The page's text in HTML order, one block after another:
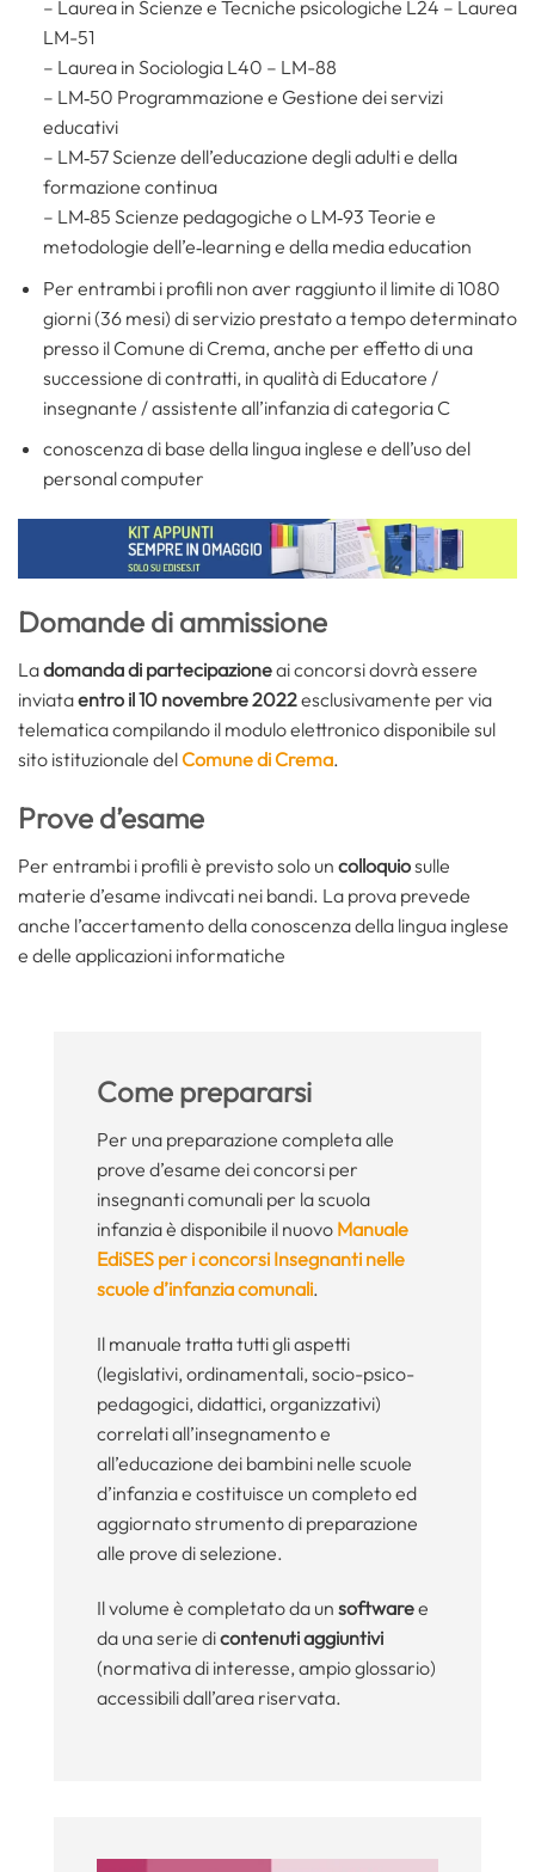
– Laurea in Scienze e Tecniche psicologiche L24 – Laurea
LM-51
– Laurea in Sociologia L40 – LM-88
– LM‐50 Programmazione e Gestione dei servizi
educativi
– LM‐57 Scienze dell’educazione degli adulti e della
formazione continua
– LM‐85 Scienze pedagogiche o LM‐93 Teorie e
metodologie dell’e‐learning e della media education
Per entrambi i profili non aver raggiunto il limite di 1080
giorni (36 mesi) di servizio prestato a tempo determinato
presso il Comune di Crema, anche per effetto di una
successione di contratti, in qualità di Educatore /
insegnante / assistente all’infanzia di categoria C
conoscenza di base della lingua inglese e dell’uso del
personal computer
Domande di ammissione
Ladomanda di partecipazioneai concorsi dovrà essere
inviataentro il 10 novembre 2022esclusivamente per via
telematica compilando il modulo elettronico disponibile sul
sito istituzionale delComune di Crema.
Prove d’esame
Per entrambi i profili è previsto solo un colloquiosulle
materie d’esame indivcati nei bandi. La prova prevede
anche l’accertamento della conoscenza della lingua inglese
e delle applicazioni informatiche
Come prepararsi
Per una preparazione completa alle
prove d’esame dei concorsi per
insegnanti comunali per la scuola
infanzia è disponibile il nuovo Manuale
EdiSES per i concorsi Insegnanti nelle
scuole d’infanzia comunali.
Il manuale tratta tutti gli aspetti
(legislativi, ordinamentali, socio-psico-
pedagogici, didattici, organizzativi)
correlati all’insegnamento e
all’educazione dei bambini nelle scuole
d’infanzia e costituisce un completo ed
aggiornato strumento di preparazione
alle prove di selezione.
Il volume è completato da un softwaree
da una serie dicontenuti aggiuntivi
(normativa di interesse, ampio glossario)
accessibili dall’area riservata.